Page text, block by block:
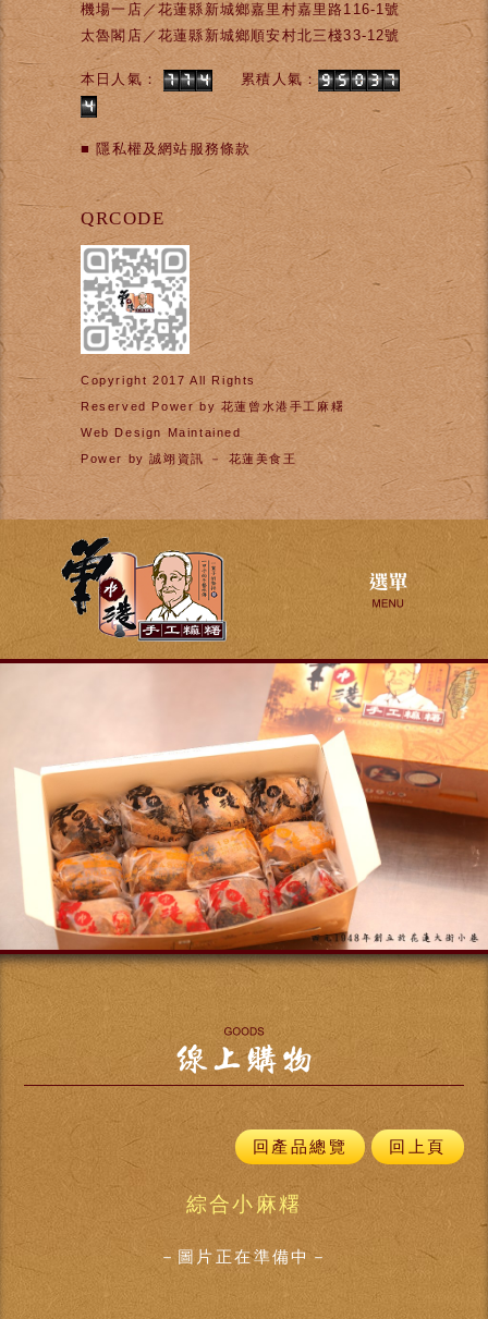
機場一店／花蓮縣新城鄉嘉里村嘉里路116-1號
太魯閣店／花蓮縣新城鄉順安村北三棧33-12號
本日人氣： 累積人氣：
■ 隱私權及網站服務條款
QRCODE
Copyright 2017 All Rights
Reserved Power by 花蓮曾水港手工麻糬
Web Design Maintained
Power by誠翊資訊 － 花蓮美食王
回產品總覽 回上頁
綜合小麻糬
－圖片正在準備中－